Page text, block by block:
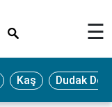
☰
Kaş Dudak